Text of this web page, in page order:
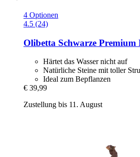
4 Optionen
4.5 (24)
Olibetta Schwarze Premium
Härtet das Wasser nicht auf
Natürliche Steine mit toller
Ideal zum Bepflanzen
€ 39,99
Zustellung bis 11. August